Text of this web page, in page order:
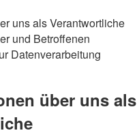
uns als Verantwortliche
und Betroffenen
Datenverarbeitung
über uns als